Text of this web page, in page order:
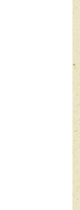
83,637
успешного
Австралии
In The Lonely
№ 1 в
парад
Смита
его первым
Albums
единиц,